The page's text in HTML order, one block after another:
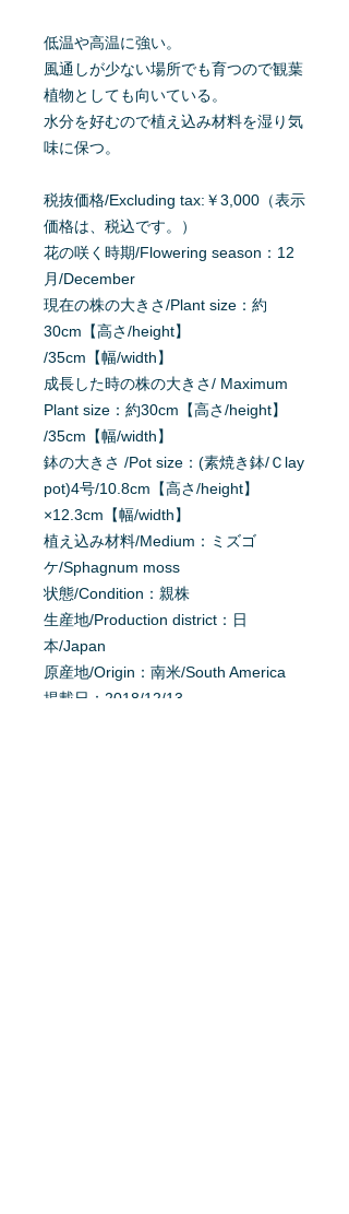
低温や高温に強い。
風通しが少ない場所でも育つので観葉
植物としても向いている。
水分を好むので植え込み材料を湿り気
味に保つ。
税抜価格/Excluding tax:￥3,000（表示
価格は、税込です。）
花の咲く時期/Flowering season：12
月/December
現在の株の大きさ/Plant size：約
30cm【高さ/height】
/35cm【幅/width】
成長した時の株の大きさ/ Maximum
Plant size：約30cm【高さ/height】
/35cm【幅/width】
鉢の大きさ /Pot size：(素焼き鉢/Ｃlay
pot)4号/10.8cm【高さ/height】
×12.3cm【幅/width】
植え込み材料/Medium：ミズゴ
ケ/Sphagnum moss
状態/Condition：親株
生産地/Production district：日
本/Japan
原産地/Origin：南米/South America
掲載日：2018/12/13